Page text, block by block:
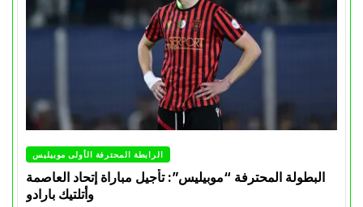
الرابطة المحترفة الأولى موبيليس
البطولة المحترفة “موبيليس”: تأجيل مباراة إتحاد العاصمة
وأتلتيك بارادو